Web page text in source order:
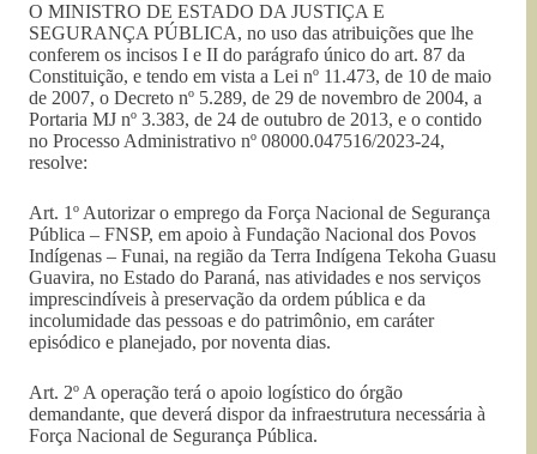
O MINISTRO DE ESTADO DA JUSTIÇA E
SEGURANÇA PÚBLICA, no uso das atribuições que lhe
conferem os incisos I e II do parágrafo único do art. 87 da
Constituição, e tendo em vista a Lei nº 11.473, de 10 de maio
de 2007, o Decreto nº 5.289, de 29 de novembro de 2004, a
Portaria MJ nº 3.383, de 24 de outubro de 2013, e o contido
no Processo Administrativo nº 08000.047516/2023-24,
resolve:
Art. 1º Autorizar o emprego da Força Nacional de Segurança
Pública – FNSP, em apoio à Fundação Nacional dos Povos
Indígenas – Funai, na região da Terra Indígena Tekoha Guasu
Guavira, no Estado do Paraná, nas atividades e nos serviços
imprescindíveis à preservação da ordem pública e da
incolumidade das pessoas e do patrimônio, em caráter
episódico e planejado, por noventa dias.
Art. 2º A operação terá o apoio logístico do órgão
demandante, que deverá dispor da infraestrutura necessária à
Força Nacional de Segurança Pública.